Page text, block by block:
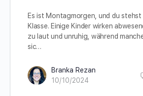
Es ist Montagmorgen, und du
Klasse. Einige Kinder wirken
zu laut und unruhig, während
sic…
Branka Rezan
10/10/2024